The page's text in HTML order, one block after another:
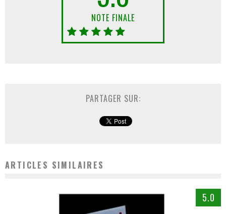
NOTE FINALE
PARTAGER SUR:
ARTICLES SIMILAIRES
5.0